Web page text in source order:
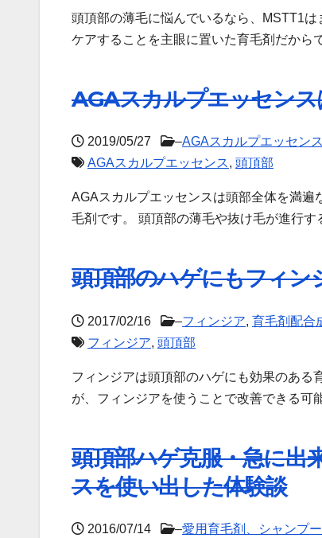
頭頂部の薄毛に悩んでいるなら、MSTT1
ケアすることを主眼に置いた育毛剤だか
AGAスカルプエッセン
2019/05/27 –AGAスカルプエッセンス
AGAスカルプエッセンス, 頭頂部
AGAスカルプエッセンスは頭部全体を満
毛剤です。 頭頂部の薄毛や抜け毛が進行
頭頂部のハゲにもフィン
2017/02/16 –フィンジア, 育毛剤配合
フィンジア, 頭頂部
フィンジアは頭頂部のハゲにも効果のある
が、フィンジアを使うことで改善できる
頭頂部ハゲ克服・急に出
スを使い出した体験談
2016/07/14 –愛用育毛剤、シャンプ